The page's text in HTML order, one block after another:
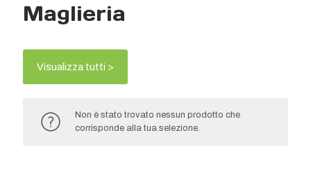
Maglieria
Visualizza tutti >
Non è stato trovato nessun prodotto che
corrisponde alla tua selezione.